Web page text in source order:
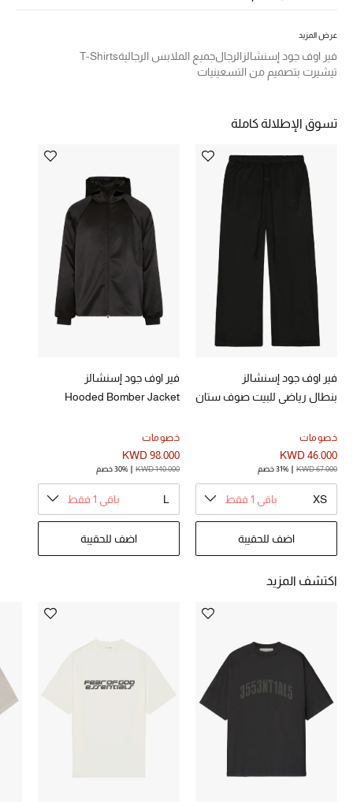
عرض جميع المنتجات
ما وصلنا حديثاً
الموسم الجديد
ركن أناقة المنتجعات
حصريًا عبر الإنترنت
جميع إصدارتنا النسائية
تشكيلة المناسبات للنساء
الحب للمحلي
تشكيلة الأعراس
حقائب وأحذية متطابقة
جميع الأحذية النسائية
جميع الحقائب النسائية
جميع الإكسسورات النسائية
عرض المزيد
فير اوف جود إسنشالز الرجالجميع الملابس الرجاليةT-Shirts
تيشيرت بتصميم من التسعينيات
تسوق الإطلالة كاملة
فير اوف جود إسنشالز
بنطال رياضي للبيت صوف ستان
خصومات
KWD 46.000
KWD 67.000 31% خصم
XS باقي 1 فقط
اضف للحقيبة
فير اوف جود إسنشالز
Hooded Bomber Jacket
خصومات
KWD 98.000
KWD 140.000 30% خصم
L باقي 1 فقط
اضف للحقيبة
اكتشف المزيد